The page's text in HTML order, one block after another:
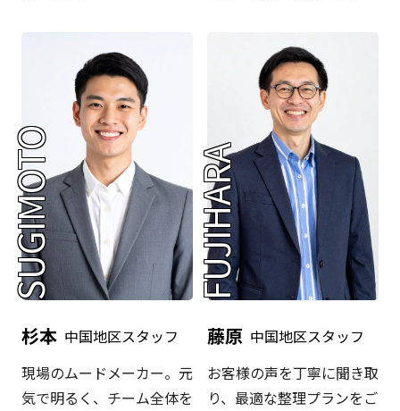
SUGIMOTO
杉本 中国地区スタッフ
現場のムードメーカー。元
気で明るく、チーム全体を
FUJIHARA
藤原 中国地区スタッフ
お客様の声を丁寧に聞き取
り、最適な整理プランをご